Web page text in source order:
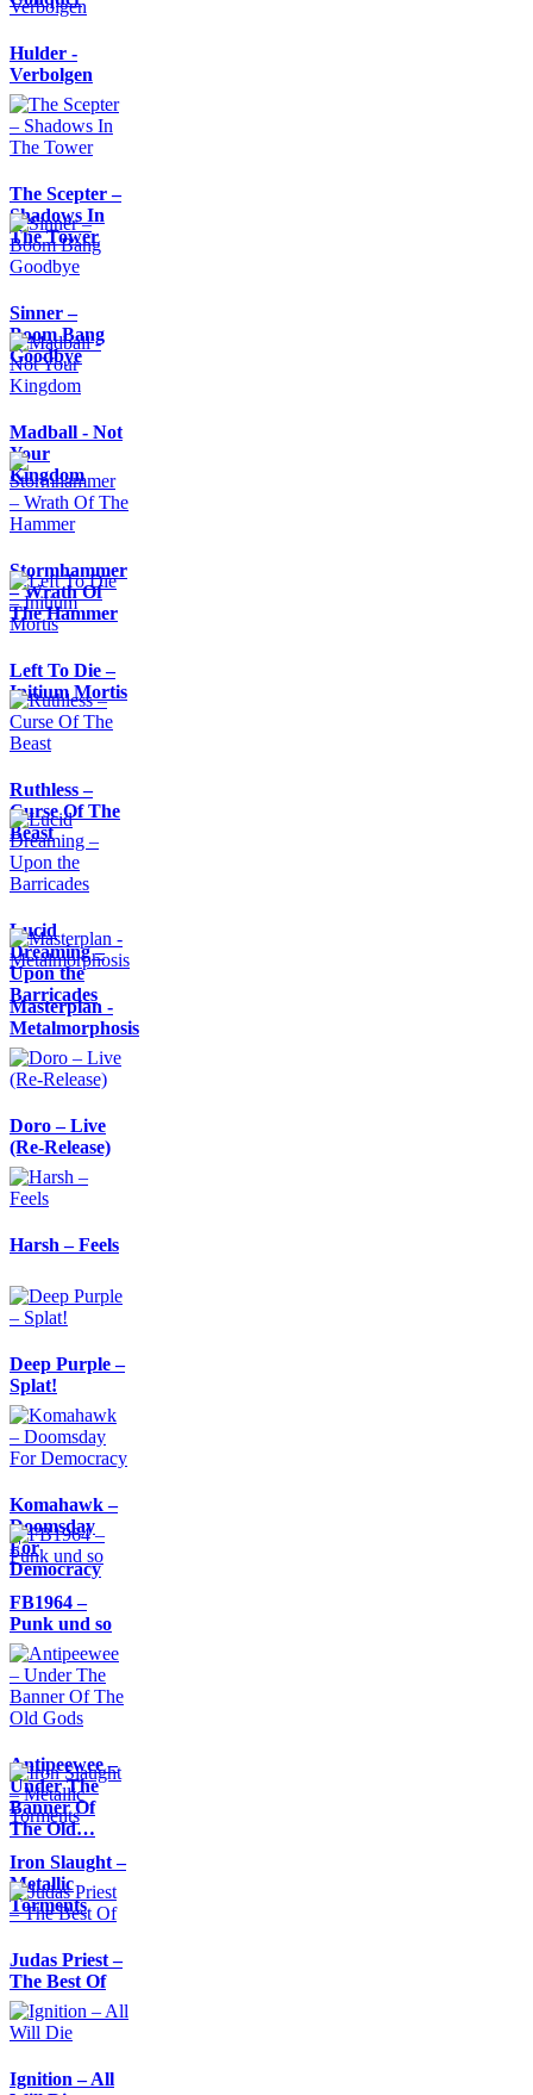
Hulder -
Verbolgen
The Scepter –
Shadows In
The Tower
Sinner –
Boom Bang
Goodbye
Madball - Not
Your
Kingdom
Stormhammer
– Wrath Of
The Hammer
Left To Die –
Initium Mortis
Ruthless –
Curse Of The
Beast
Lucid
Dreaming –
Upon the
Barricades
Masterplan -
Metalmorphosis
Doro – Live
(Re-Release)
Harsh – Feels
Deep Purple –
Splat!
Komahawk –
Doomsday
For
Democracy
FB1964 –
Punk und so
Antipeewee –
Under The
Banner Of
The Old…
Iron Slaught –
Metallic
Torments
Judas Priest –
The Best Of
Ignition – All